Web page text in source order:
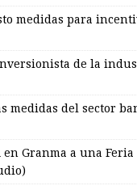
medidas para
de la
medidas del sector
en Granma a una